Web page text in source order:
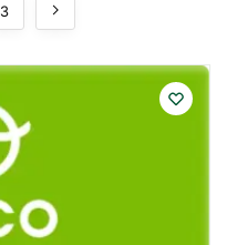
3